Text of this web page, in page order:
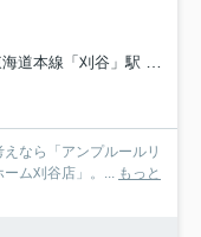
道本線「刈谷」駅 徒歩31分
なら「アンプルールリ
ム刈谷店」。... もっと